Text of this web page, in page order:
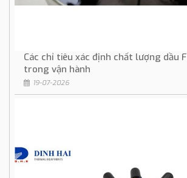
Các chỉ tiêu xác định chất lượng dầu
trong vận hành
19-07-2026